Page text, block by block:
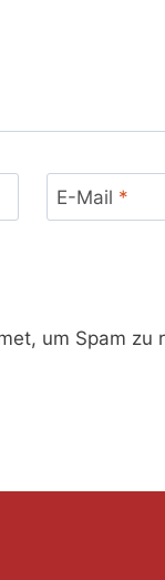
E-Mail *
um Spam zu